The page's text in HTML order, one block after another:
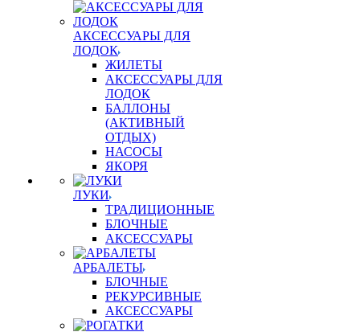
АКСЕССУАРЫ ДЛЯ
ЛОДОК
ЖИЛЕТЫ
АКСЕССУАРЫ ДЛЯ
ЛОДОК
БАЛЛОНЫ
(АКТИВНЫЙ
ОТДЫХ)
НАСОСЫ
ЯКОРЯ
ЛУКИ
ТРАДИЦИОННЫЕ
БЛОЧНЫЕ
АКСЕССУАРЫ
АРБАЛЕТЫ
БЛОЧНЫЕ
РЕКУРСИВНЫЕ
АКСЕССУАРЫ